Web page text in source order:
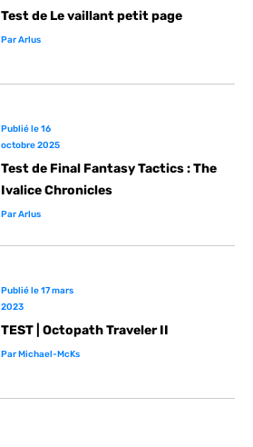
Test de Le vaillant petit page
ParArlus
Publié le16
octobre 2025
Test de Final Fantasy Tactics : The
Ivalice Chronicles
ParArlus
Publié le17 mars
2023
TEST | Octopath Traveler II
ParMichael-McKs